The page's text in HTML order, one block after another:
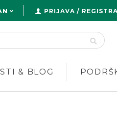
PRIJAVA /
& BLOG